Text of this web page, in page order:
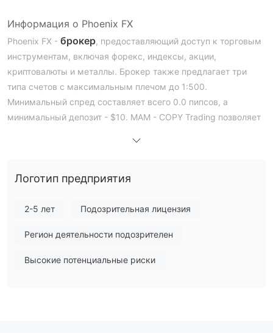
Информация о Phoenix FX
Phoenix FX - брокер, предоставляющий доступ к торговым
инструментам, включая форекс, индексы, акции,
криптовалюты и металлы. Брокер также предлагает три
типа счетов с максимальным плечом до 1:500.
Минимальный спред составляет всего 0.0 пипсов, а
минимальный депозит - $10. MAM - COPY Trading позволяет
с выводом денег.
Плюсы и минусы
лицензии: L 15610/PFX.
Что я могу торговать на Phoenix FX?
Логотип предприятия
2-5 лет Подозрительная лицензия
Регион деятельности подозрителен
Высокие потенциальные риски